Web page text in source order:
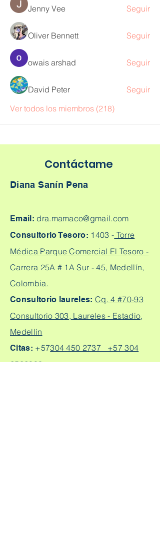
Jenny Vee Seguir
Oliver Bennett Seguir
owais arshad Seguir
David Peter
Seguir
Ver todos los miembros (218)
Contáctame
Diana Sanín Pena
Email: dra.mamaco@gmail.com
Consultorio Tesoro: 1403 - Torre
Médica Parque Comercial El Tesoro -
Carrera 25A # 1A Sur - 45, Medellín,
Colombia.
Consultorio laureles:Cq. 4 #70-93
Consultorio 303, Laureles - Estadio,
Medellín
Citas: +57304 450 2737 +57 304
2562888